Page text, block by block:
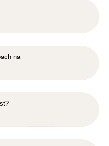
na